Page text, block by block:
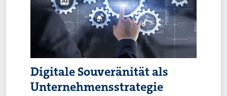
Digitale Souveränität als
Unternehmensstrategie